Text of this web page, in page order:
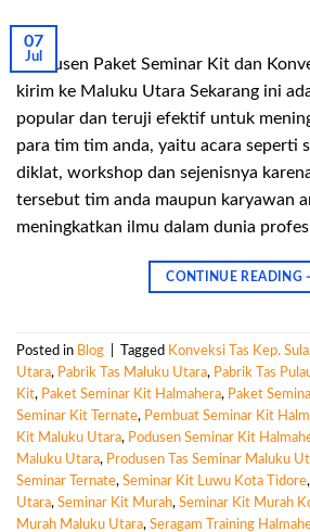
07
Jul
Produsen Paket Seminar Kit dan
kirim ke Maluku Utara Sekarang ini
popular dan teruji efektif untuk
para tim tim anda, yaitu acara seperti
diklat, workshop dan sejenisnya
tersebut tim anda maupun karyawan
meningkatkan ilmu dalam dunia
CONTINUE READING
Posted in Blog Tagged Konveksi Tas Kep. Sula
Utara, Pabrik Tas Maluku Utara, Pabrik Tas
Kit, Paket Seminar Kit Halmahera, Paket
Seminar Kit Ternate, Pembuat Seminar Kit
Kit Maluku Utara, Podusen Seminar Kit
Maluku Utara, Produsen Tas Seminar Maluku
Seminar Ternate, Seminar Kit Luwu Kota Tidore,
Utara, Seminar Kit Murah, Seminar Kit Murah
Murah Maluku Utara, Seragam Training